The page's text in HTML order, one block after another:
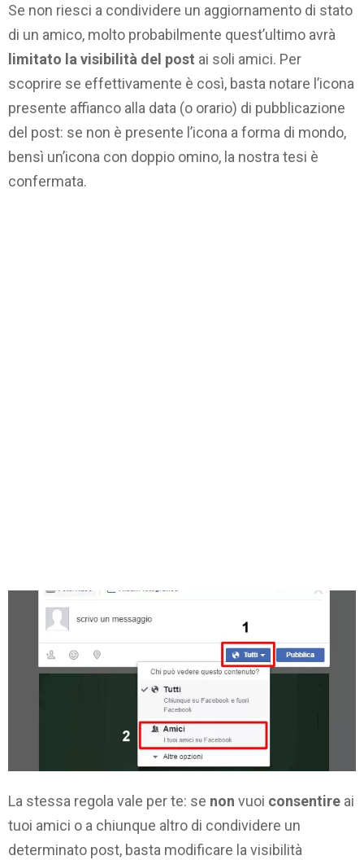
Se non riesci a condividere un aggiornamento di stato
di un amico, molto probabilmente quest’ultimo avrà
limitato la visibilità del post ai soli amici. Per
scoprire se effettivamente è così, basta notare l’icona
presente affianco alla data (o orario) di pubblicazione
del post: se non è presente l’icona a forma di mondo,
bensì un’icona con doppio omino, la nostra tesi è
confermata.
La stessa regola vale per te: se non vuoi consentire ai
tuoi amici o a chiunque altro di condividere un
determinato post, basta modificare la visibilità